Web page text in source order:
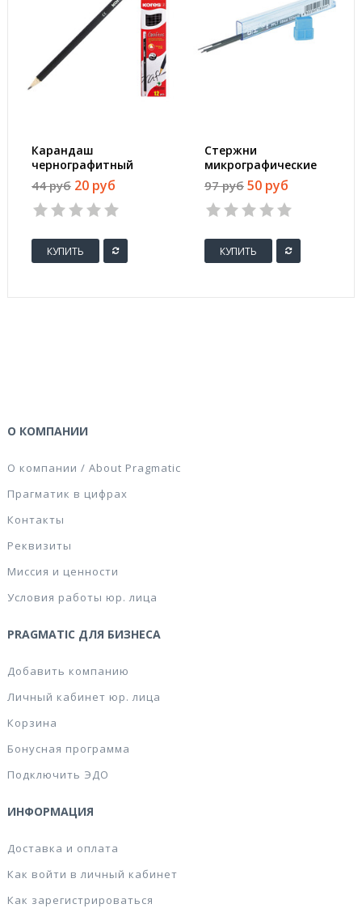
Карандаш
чернографитный
Kores HB
трехгранный
заточенный с
44 руб 20 руб
КУПИТЬ
Стержни
микрографические
Pilot PPL-7 0.7 мм (12
штук в упаковке)
97 руб 50 руб
КУПИТЬ
О КОМПАНИИ
О компании / About Pragmatic
Прагматик в цифрах
Контакты
Реквизиты
Миссия и ценности
Условия работы юр. лица
PRAGMATIC ДЛЯ БИЗНЕСА
Добавить компанию
Личный кабинет юр. лица
Корзина
Бонусная программа
Подключить ЭДО
ИНФОРМАЦИЯ
Доставка и оплата
Как войти в личный кабинет
Как зарегистрироваться